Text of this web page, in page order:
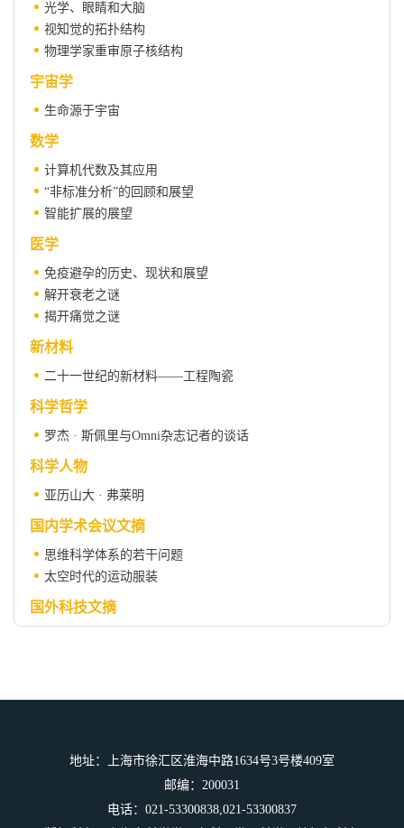
光学、眼睛和大脑
视知觉的拓扑结构
物理学家重审原子核结构
宇宙学
生命源于宇宙
数学
计算机代数及其应用
“非标准分析”的回顾和展望
智能扩展的展望
医学
免疫避孕的历史、现状和展望
解开衰老之谜
揭开痛觉之谜
新材料
二十一世纪的新材料——工程陶瓷
科学哲学
罗杰 · 斯佩里与Omni杂志记者的谈话
科学人物
亚历山大 · 弗莱明
国内学术会议文摘
思维科学体系的若干问题
太空时代的运动服装
国外科技文摘
不要担心二氧化碳造成的气候变化
地址：上海市徐汇区淮海中路1634号3号楼409室
邮编：200031
电话：021-53300838,021-53300837